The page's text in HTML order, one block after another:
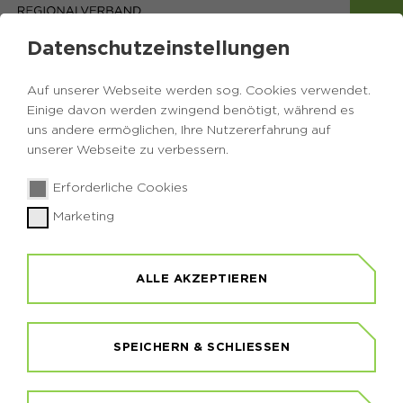
DATENSCHUTZERKLÄRUNG
1. INFORMATION ÜBER DIE ERHEBUNG
Im Folgenden informieren wir über die Erhebung
personenbezogener Daten bei Nutzung unserer
Daten, die auf Sie persönlich beziehbar sind, z. B.
Name, Adresse, E-Mail-Adressen, Nutzerverhalten.
a) Verantwortlicher gem. Art. 4 Abs. 7 EU-
Datenschutz-Grundverordnung (DSGVO) ist der
Datenschutzeinstellungen
Auf unserer Webseite werden sog. Cookies verwendet.
Einige davon werden zwingend benötigt, während es
uns andere ermöglichen, Ihre Nutzererfahrung auf
unserer Webseite zu verbessern.
Erforderliche Cookies
Marketing
ALLE AKZEPTIEREN
SPEICHERN & SCHLIESSEN